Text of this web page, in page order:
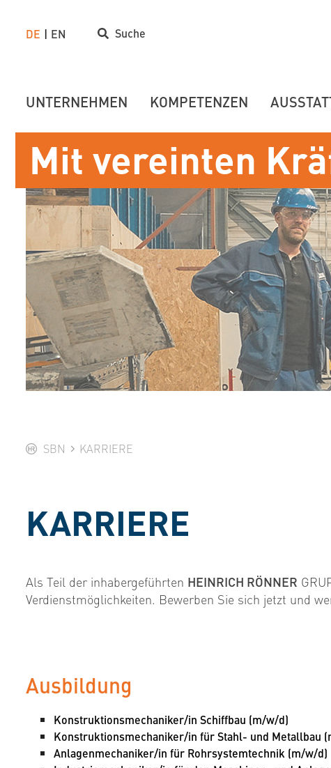
SBN KARRIERE
KARRIERE
Als Teil der inhabergeführten HEINRICH RÖNNER
Verdienstmöglichkeiten. Bewerben Sie sich jetzt und
Ausbildung
Konstruktionsmechaniker/in Schiffbau (m/w/d)
Konstruktionsmechaniker/in für Stahl- und Metallbau
Anlagenmechaniker/in für Rohrsystemtechnik (m/w/d)
Mit vereinten
DE EN Suche
UNTERNEHMEN KOMPETENZEN